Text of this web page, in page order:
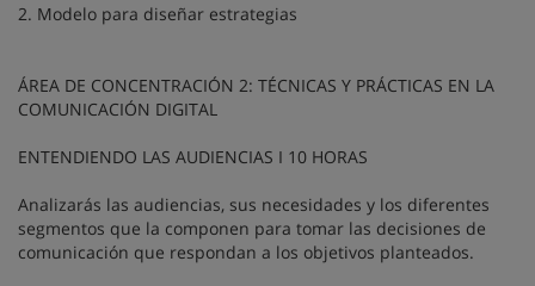
2. Modelo para diseñar estrategias
ÁREA DE CONCENTRACIÓN 2: TÉCNICAS Y PRÁCTICAS EN LA
COMUNICACIÓN DIGITAL
ENTENDIENDO LAS AUDIENCIAS I 10 HORAS
Analizarás las audiencias, sus necesidades y los diferentes
segmentos que la componen para tomar las decisiones de
comunicación que respondan a los objetivos planteados.